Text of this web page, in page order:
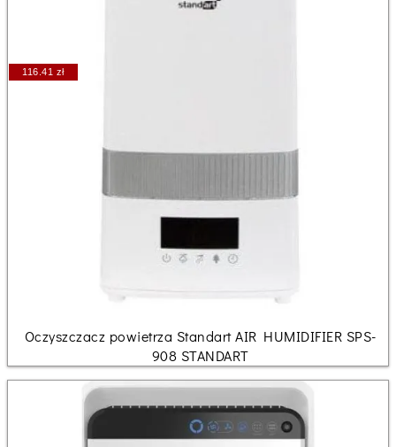
116.41 zł
Oczyszczacz powietrza Standart AIR HUMIDIFIER SPS-
908 STANDART